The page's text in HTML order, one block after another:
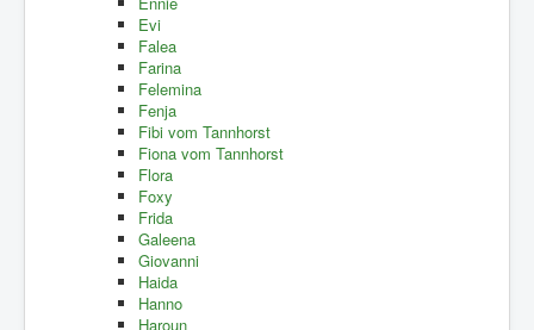
Evi
Falea
Farina
Felemina
Fenja
Fibi vom Tannhorst
Fiona vom Tannhorst
Flora
Foxy
Frida
Galeena
Giovanni
Haida
Hanno
Haroun